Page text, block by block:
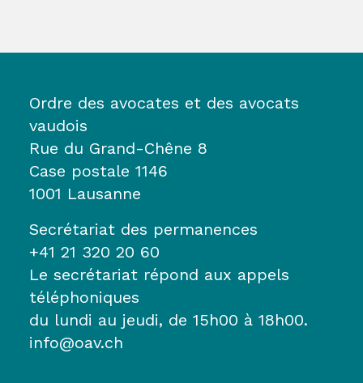
Ordre des avocates et des avocats
vaudois
Rue du Grand-Chêne 8
Case postale 1146
1001 Lausanne
Secrétariat des permanences
+41 21 320 20 60
Le secrétariat répond aux appels
téléphoniques
du lundi au jeudi, de 15h00 à 18h00.
info@oav.ch